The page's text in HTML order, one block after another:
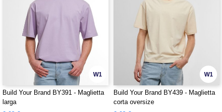
W1
Build Your Brand BY391 - Maglietta
larga
W1
Build Your Brand BY439 - Maglietta
corta oversize